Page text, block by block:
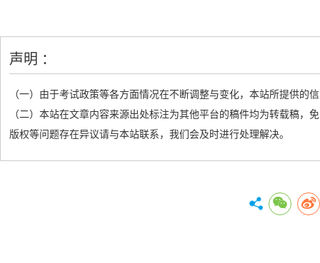
声明 ：
（一）由于考试政策等各方面情况在不断调整与变化，本站所提供的
（二）本站在文章内容来源出处标注为其他平台的稿件均为转载稿
版权等问题存在异议请与本站联系，我们会及时进行处理解决。